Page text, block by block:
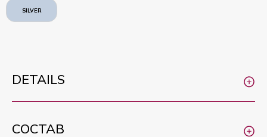
SILVER
DETAILS
СОСТАВ